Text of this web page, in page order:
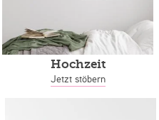
Hochzeit
Jetzt stöbern